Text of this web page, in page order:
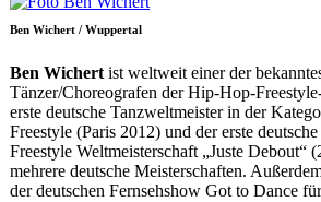
Ben Wichert / Wuppertal
Ben Wichert ist weltweit einer der
Tänzer/Choreografen der Hip-Hop-
erste deutsche Tanzweltmeister in der
Freestyle (Paris 2012) und der erste
Freestyle Weltmeisterschaft „Juste Debout“
mehrere deutsche Meisterschaften.
der deutschen Fernsehshow Got to Dance